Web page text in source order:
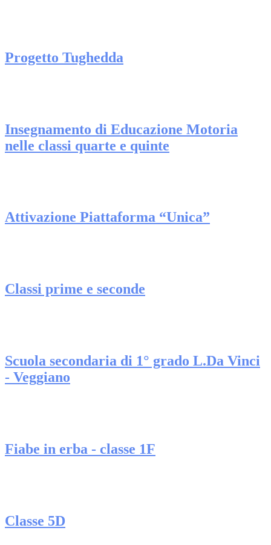
Progetto Tughedda
Insegnamento di Educazione Motoria
nelle classi quarte e quinte
Attivazione Piattaforma “Unica”
Classi prime e seconde
Scuola secondaria di 1° grado L.Da Vinci
- Veggiano
Fiabe in erba - classe 1F
Classe 5D